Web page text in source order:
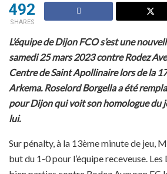
492
SHARES
L’équipe de Dijon FCO s’est une
samedi 25 mars 2023 contre Rodez
Centre de Saint Apollinaire lors de la
Arkema. Roselord Borgella a été
pour Dijon qui voit son homologue du
lui.
Sur pénalty, à la 13ème minute de jeu,
but du 1-0 pour l’équipe receveuse. Les